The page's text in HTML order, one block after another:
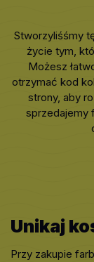
Stworzyliśśmy
życie tym,
Możesz
otrzymać kod
strony, aby
sprzedajemy
Unikaj
Przy zakupie